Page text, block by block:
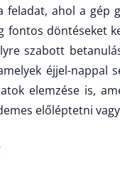
feladat, ahol a
fontos döntéseket
szabott
éjjel-nappal
elemzése is,
előléptetni